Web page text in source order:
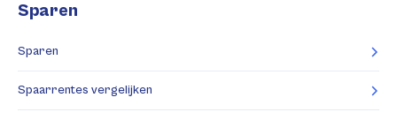
Sparen
Sparen
Spaarrentes vergelijken